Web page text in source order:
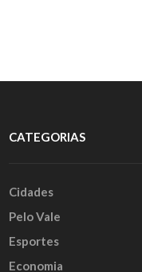
CATEGORIAS
Cidades
Pelo Vale
Esportes
Economia